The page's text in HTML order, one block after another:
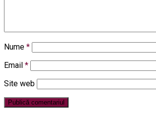
Nume *
Email *
Site web